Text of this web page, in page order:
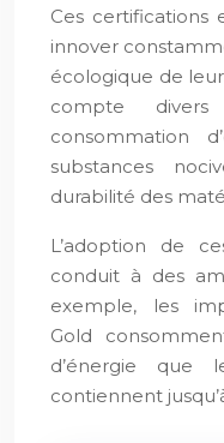
Ces certifications
innover
écologique de
compte
consommation
substances
durabilité des
L’adoption de
conduit à des
exemple, les
Gold
d’énergie que
contiennent